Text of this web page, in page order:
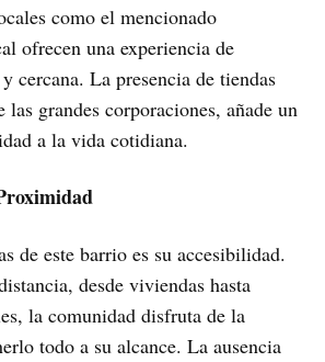
como el mencionado
ofrecen una experiencia de
cercana. La presencia de tiendas
grandes corporaciones, añade un
a la vida cotidiana.
de este barrio es su accesibilidad.
desde viviendas hasta
la comunidad disfruta de la
todo a su alcance. La ausencia